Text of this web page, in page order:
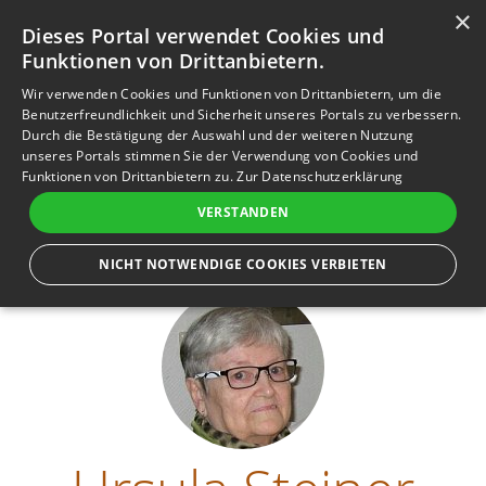
Anmelden Registrieren
e
n
Es gibt viele Dinge, die wir von dir erzählen, viele
Momente, in denen wir an dich denken, und viele
Augenblicke, in denen wir dich vermissen. Du wirst immer
in unseren Herzen sein
×
Dieses Portal verwendet Cookies und
Funktionen von Drittanbietern.
Wir verwenden Cookies und Funktionen von Drittanbietern, um die
Benutzerfreundlichkeit und Sicherheit unseres Portals zu verbessern.
Durch die Bestätigung der Auswahl und der weiteren Nutzung
unseres Portals stimmen Sie der Verwendung von Cookies und
Funktionen von Drittanbietern zu.Zur Datenschutzerklärung
VERSTANDEN
NICHT NOTWENDIGE COOKIES VERBIETEN